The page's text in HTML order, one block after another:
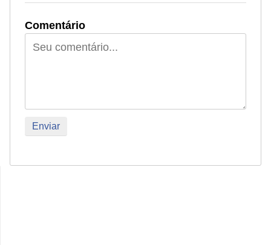
Comentário
a